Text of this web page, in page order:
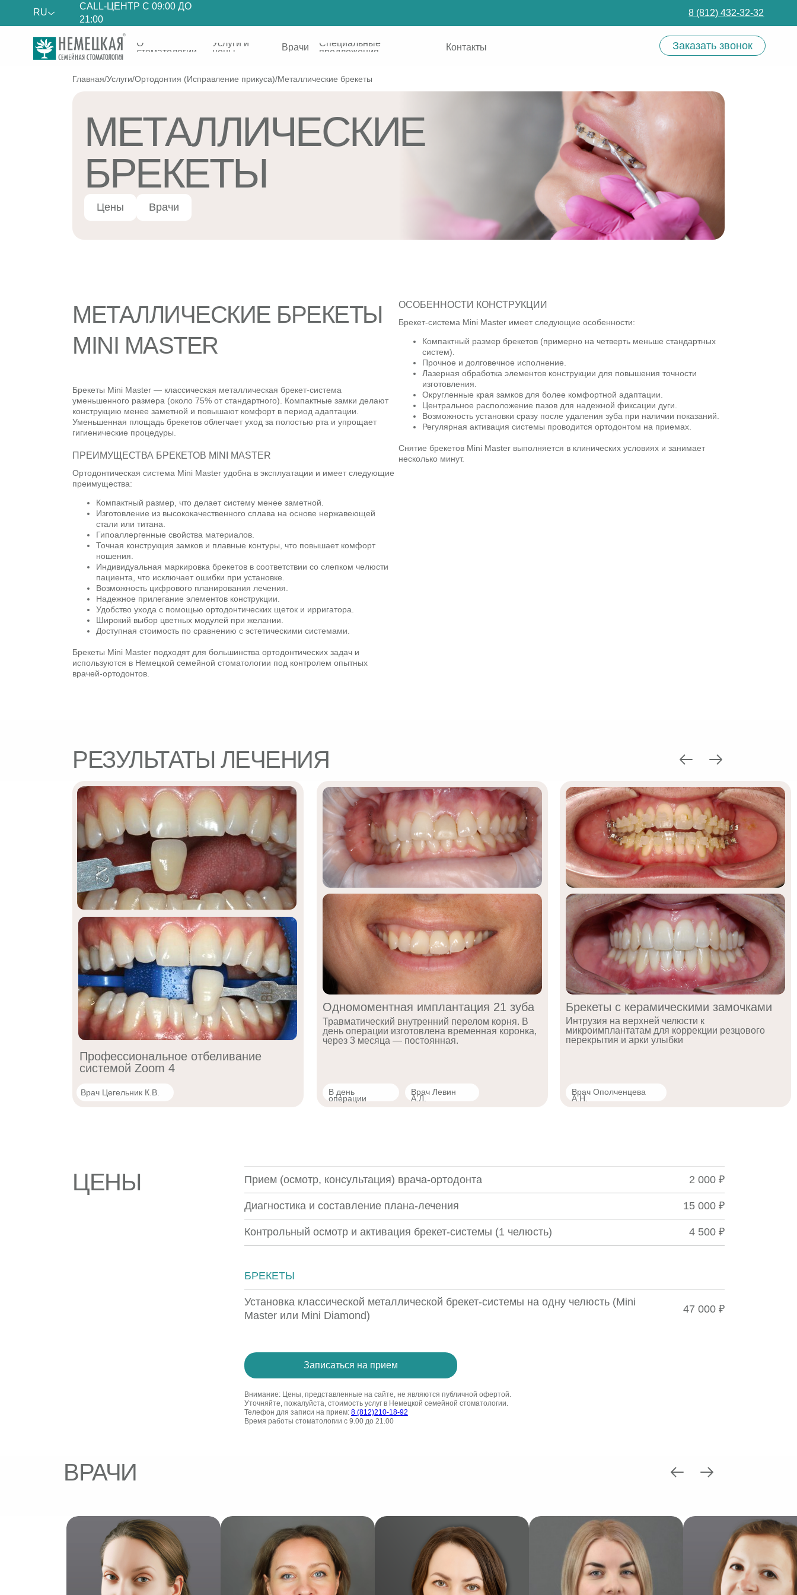
RU
CALL-ЦЕНТР С 09:00 ДО
21:00
О
стоматологии предложения Заказать звонок
Главная/Услуги/Ортодонтия (Исправление прикуса)/Металлические брекеты
МЕТАЛЛИЧЕСКИЕ
БРЕКЕТЫ
Цены Врачи
МЕТАЛЛИЧЕСКИЕ БРЕКЕТЫ
MINI MASTER
Брекеты Mini Master — классическая металлическая брекет-система
уменьшенного размера (около 75% от стандартного). Компактные замки делают
конструкцию менее заметной и повышают комфорт в период адаптации.
Уменьшенная площадь брекетов облегчает уход за полостью рта и упрощает
гигиенические процедуры.
ПРЕИМУЩЕСТВА БРЕКЕТОВ MINI MASTER
Ортодонтическая система Mini Master удобна в эксплуатации и имеет следующие
преимущества:
Компактный размер, что делает систему менее заметной.
Изготовление из высококачественного сплава на основе нержавеющей
стали или титана.
Гипоаллергенные свойства материалов.
Точная конструкция замков и плавные контуры, что повышает комфорт
ношения.
Индивидуальная маркировка брекетов в соответствии со слепком челюсти
пациента, что исключает ошибки при установке.
Возможность цифрового планирования лечения.
Надежное прилегание элементов конструкции.
Удобство ухода с помощью ортодонтических щеток и ирригатора.
Широкий выбор цветных модулей при желании.
Доступная стоимость по сравнению с эстетическими системами.
Брекеты Mini Master подходят для большинства ортодонтических задач и
используются в Немецкой семейной стоматологии под контролем опытных
врачей-ортодонтов.
ОСОБЕННОСТИ КОНСТРУКЦИИ
Брекет-система Mini Master имеет следующие особенности:
Компактный размер брекетов (примерно на четверть меньше стандартных
систем).
Прочное и долговечное исполнение.
Лазерная обработка элементов конструкции для повышения точности
изготовления.
Округленные края замков для более комфортной адаптации.
Центральное расположение пазов для надежной фиксации дуги.
Возможность установки сразу после удаления зуба при наличии показаний.
Регулярная активация системы проводится ортодонтом на приемах.
Снятие брекетов Mini Master выполняется в клинических условиях и занимает
несколько минут.
РЕЗУЛЬТАТЫ ЛЕЧЕНИЯ
Врач Ополченцева
А.Н.
Брекеты с керамическими замочками
Интрузия на верхней челюсти к
микроимплантатам для коррекции резцового
перекрытия и арки улыбки
В день
операции
Врач Левин
А.Л.
Одномоментная имплантация 21 зуба
Травматический внутренний перелом корня. В
день операции изготовлена временная коронка,
через 3 месяца — постоянная.
Врач Цегельник К.В.
Профессиональное отбеливание
системой Zoom 4
ЦЕНЫ Прием (осмотр, консультация) врача-ортодонта 2 000 ₽
Диагностика и составление плана-лечения 15 000 ₽
Контрольный осмотр и активация брекет-системы (1 челюсть) 4 500 ₽
БРЕКЕТЫ
Установка классической металлической брекет-системы на одну челюсть (Mini
Master или Mini Diamond)
47 000 ₽
Записаться на прием
Внимание: Цены, представленные на сайте, не являются публичной офертой.
Уточняйте, пожалуйста, стоимость услуг в Немецкой семейной стоматологии.
Телефон для записи на прием: 8 (812)210-18-92
Время работы стоматологии с 9.00 до 21.00
ВРАЧИ